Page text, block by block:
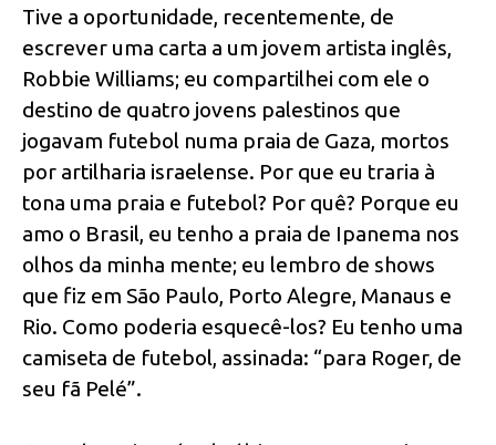
Tive a oportunidade, recentemente, de
escrever uma carta a um jovem artista inglês,
Robbie Williams; eu compartilhei com ele o
destino de quatro jovens palestinos que
jogavam futebol numa praia de Gaza, mortos
por artilharia israelense. Por que eu traria à
tona uma praia e futebol? Por quê? Porque eu
amo o Brasil, eu tenho a praia de Ipanema nos
olhos da minha mente; eu lembro de shows
que fiz em São Paulo, Porto Alegre, Manaus e
Rio. Como poderia esquecê-los? Eu tenho uma
camiseta de futebol, assinada: “para Roger, de
seu fã Pelé”.